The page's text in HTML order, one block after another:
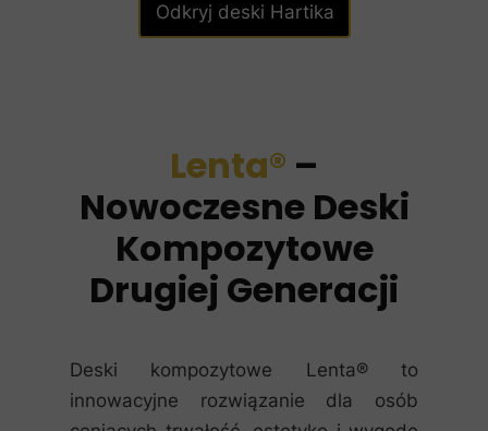
Odkryj deski Hartika
Lenta® –
Nowoczesne Deski
Kompozytowe
Drugiej Generacji
Deski kompozytowe Lenta® to
innowacyjne rozwiązanie dla osób